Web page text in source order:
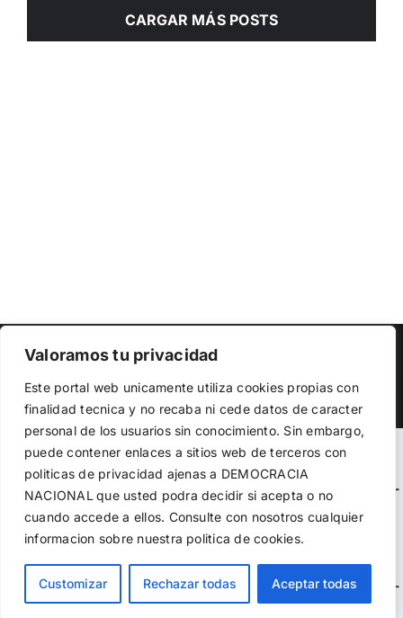
Valoramos tu privacidad
Este portal web unicamente utiliza cookies propias con
finalidad tecnica y no recaba ni cede datos de caracter
personal de los usuarios sin conocimiento. Sin embargo,
puede contener enlaces a sitios web de terceros con
politicas de privacidad ajenas a DEMOCRACIA
NACIONAL que usted podra decidir si acepta o no
cuando accede a ellos. Consulte con nosotros cualquier
informacion sobre nuestra politica de cookies.
Customizar Rechazar todas Aceptar todas
CARGAR MÁS POSTS
Copyright 2023 | Democracia Nacional
Facebook
TwitterInstagram
Warning : Undefined variable $visibility_homepage in
/home/demopwcr/public_html/wp-content/plugins/kn-
mobile-sharebar/kn_mobile_sharebar.php on line71
Warning: Undefined variable $visibility_page in
/home/demopwcr/public_html/wp-content/plugins/kn-
mobile-sharebar/kn_mobile_sharebar.phpon line71
el funcionamiento de la web, medir su uso y mejorar
nuestros servicios. Puede aceptar todas las cookies,
rechazar las no necesarias o configurar sus preferencias.
Política de cookies
Aceptar todo
Rechazar
Configurar